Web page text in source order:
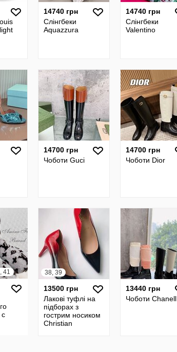
14740 грн
Слінгбеки
Aquazzura
14740 грн
Слінгбеки
Valentino
14700 грн
Чоботи Guci
14700 грн
Чоботи Dior
41 38, 39
13500 грн
Лакові туфлі на
підборах з
гострим носиком
Christian
13440 грн
Чоботи Chanell